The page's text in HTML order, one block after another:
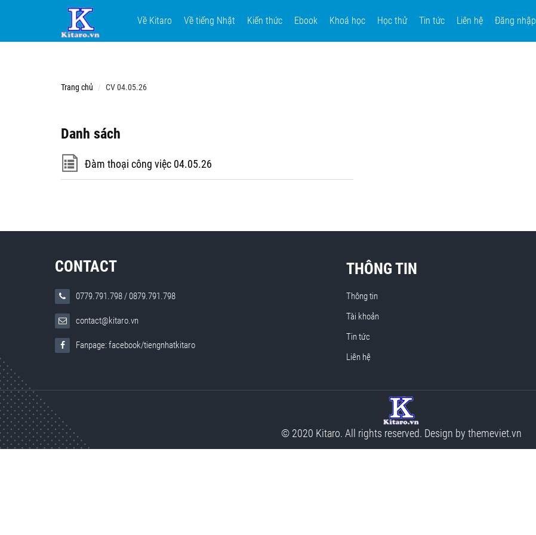
Về Kitaro Về tiếng Nhật Kiến thức Ebook Khoá học Học thử Tin tức Liên hệ Đăng nhập
Trang chủ CV 04.05.26
Danh sách
Đàm thoại công việc 04.05.26
CONTACT
0779.791.798/0879.791.798
contact@kitaro.vn
Fanpage: facebook/tiengnhatkitaro
THÔNG TIN
Thông tin
Tài khoản
Tin tức
Liên hệ
© 2020 Kitaro. All rights reserved. Design by themeviet.vn